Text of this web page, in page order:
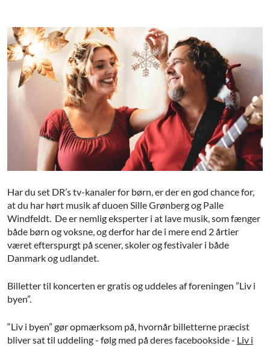
Har du set DR’s tv-kanaler for børn, er der en god chance for,
at du har hørt musik af duoen Sille Grønberg og Palle
Windfeldt. De er nemlig eksperter i at lave musik, som fænger
både børn og voksne, og derfor har de i mere end 2 årtier
været efterspurgt på scener, skoler og festivaler i både
Danmark og udlandet.
Billetter til koncerten er gratis og uddeles af foreningen ”Liv i
byen”.
“Liv i byen” gør opmærksom på, hvornår billetterne præcist
bliver sat til uddeling - følg med på deres facebookside - Liv i